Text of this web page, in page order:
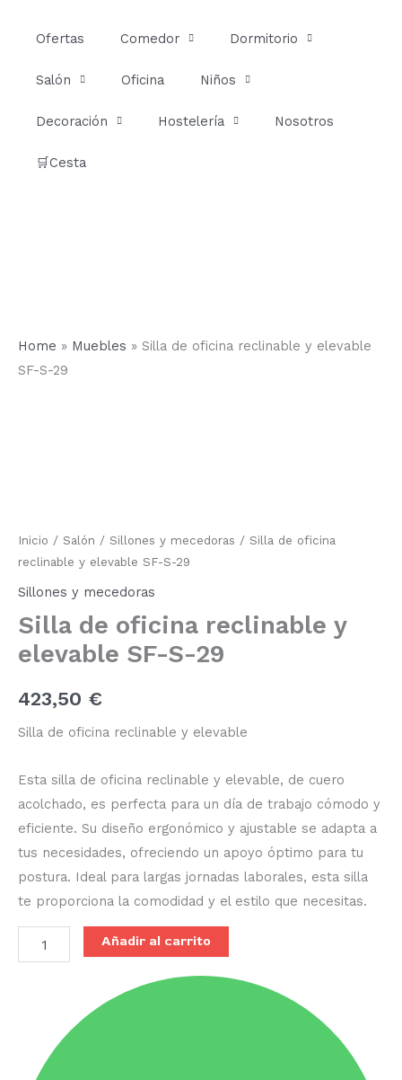
Ofertas Comedor Dormitorio
Salón Oficina Niños
Decoración Hostelería Nosotros
🛒Cesta
Home » Muebles » Silla de oficina reclinable y elevable
SF-S-29
Inicio / Salón / Sillones y mecedoras / Silla de oficina
reclinable y elevable SF-S-29
Sillones y mecedoras
Silla de oficina reclinable y
elevable SF-S-29
423,50 €
Silla de oficina reclinable y elevable
Esta silla de oficina reclinable y elevable, de cuero
acolchado, es perfecta para un día de trabajo cómodo y
eficiente. Su diseño ergonómico y ajustable se adapta a
tus necesidades, ofreciendo un apoyo óptimo para tu
postura. Ideal para largas jornadas laborales, esta silla
te proporciona la comodidad y el estilo que necesitas.
29
Añadir al carrito